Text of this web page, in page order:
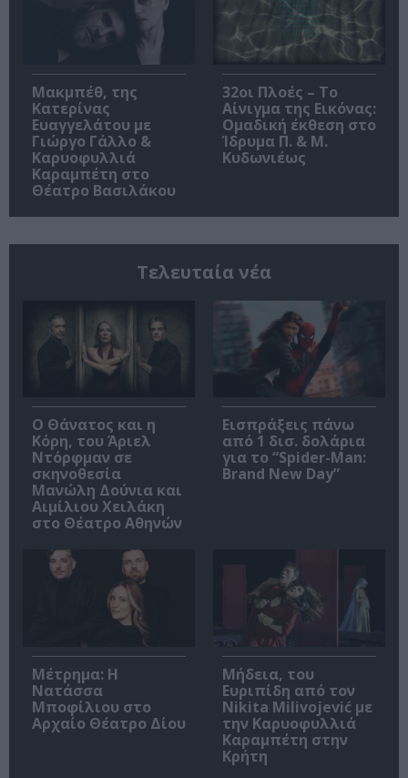
Μακμπέθ, της
Κατερίνας
Ευαγγελάτου με
Γιώργο Γάλλο &
Καρυοφυλλιά
Καραμπέτη στο
Θέατρο Βασιλάκου
32οι Πλοές – Το
Αίνιγμα της Εικόνας:
Ομαδική έκθεση στο
Ίδρυμα Π. & Μ.
Κυδωνιέως
Τελευταία νέα
Ο Θάνατος και η
Κόρη, του Άριελ
Ντόρφμαν σε
σκηνοθεσία
Μανώλη Δούνια και
Αιμίλιου Χειλάκη
στο Θέατρο Αθηνών
Εισπράξεις πάνω
από 1 δισ. δολάρια
για το “Spider-Man:
Brand New Day”
Μέτρημα: Η
Νατάσσα
Μποφίλιου στο
Αρχαίο Θέατρο Δίου
Μήδεια, του
Ευριπίδη από τον
Nikita Milivojević με
την Καρυοφυλλιά
Καραμπέτη στην
Κρήτη